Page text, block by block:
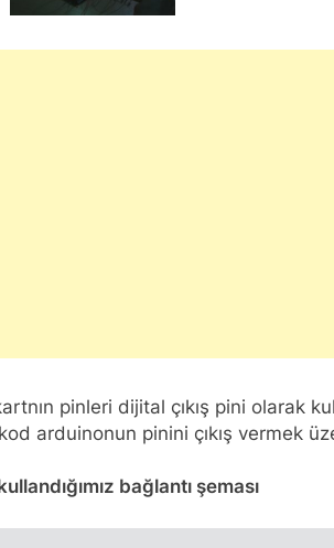
pinleri dijital çıkış pini olarak
arduinonun pinini çıkış vermek
bağlantı şeması